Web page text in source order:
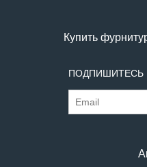
Купить
ПОДПИШИТЕСЬ